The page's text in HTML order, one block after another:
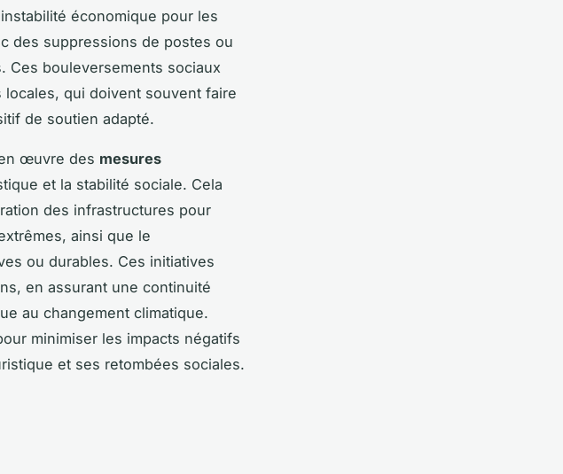
économique pour les
des suppressions de postes ou
Ces bouleversements sociaux
qui doivent souvent faire
de soutien adapté.
œuvre des mesures
et la stabilité sociale. Cela
des infrastructures pour
ainsi que le
ou durables. Ces initiatives
en assurant une continuité
au changement climatique.
minimiser les impacts négatifs
et ses retombées sociales.